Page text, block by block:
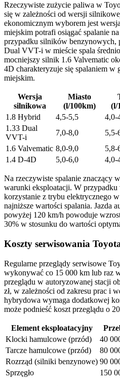
Rzeczywiste zużycie paliwa w
się w zależności od wersji
ekonomicznym wyborem jest
miejskim potrafi osiągać spalanie
przypadku silników benzynowych,
Dual VVT-i w mieście spala
mocniejszy silnik 1.6 Valvematic
4D charakteryzuje się spalaniem
miejskim.
Wersja
silnikowa
Miasto
(l/100km)
(l/
1.8 Hybrid
4,5-5,5 4,0-
1.33 Dual
VVT-i
7,0-8,0 5,5-
1.6 Valvematic 8,0-9,0 5,8-
1.4 D-4D
5,0-6,0 4,0-
Na rzeczywiste spalanie znaczący
warunki eksploatacji. W
korzystanie z trybu elektrycznego
najniższe wartości spalania. Jazda
powyżej 120 km/h powoduje
30% w stosunku do wartości
Koszty serwisowania
Regularne przeglądy serwisowe
wykonywać co 15 000 km lub raz
przeglądu w autoryzowanej stacji
zł, w zależności od zakresu prac i
hybrydowa wymaga dodatkowej
może podnieść koszt przeglądu o
Element eksploatacyjny
Klocki hamulcowe (przód)
40
Tarcze hamulcowe (przód)
80
Rozrząd (silniki benzynowe) 90
Sprzęgło
150